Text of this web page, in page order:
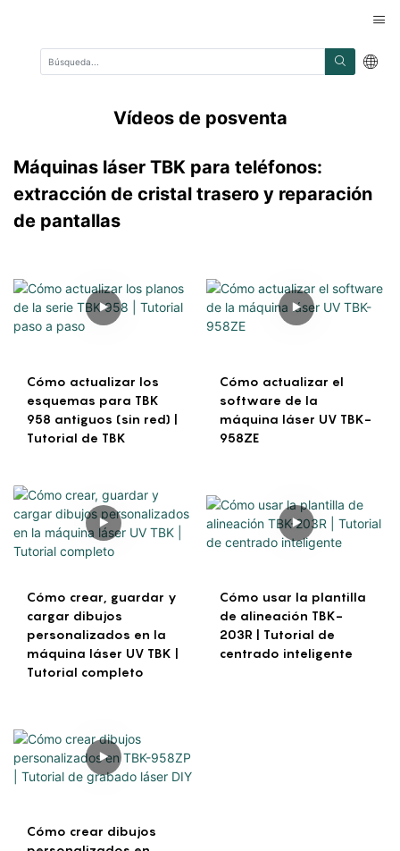
Vídeos de posventa
Máquinas láser TBK para teléfonos:
extracción de cristal trasero y reparación
de pantallas
Cómo actualizar los
esquemas para TBK
958 antiguos (sin red) |
Tutorial de TBK
Cómo actualizar el
software de la
máquina láser UV TBK-
958ZE
Cómo crear, guardar y
cargar dibujos
personalizados en la
máquina láser UV TBK |
Tutorial completo
Cómo usar la plantilla
de alineación TBK-
203R | Tutorial de
centrado inteligente
Cómo crear dibujos